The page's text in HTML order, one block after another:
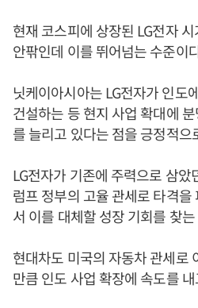
현재 코스피에 상장된 LG전자
안팎인데 이를 뛰어넘는 수준이
닛케이아시아는 LG전자가 인도
건설하는 등 현지 사업 확대에
를 늘리고 있다는 점을 긍정적으
LG전자가 기존에 주력으로 삼
럼프 정부의 고율 관세로 타격
서 이를 대체할 성장 기회를 찾
현대차도 미국의 자동차 관세로
만큼 인도 사업 확장에 속도를